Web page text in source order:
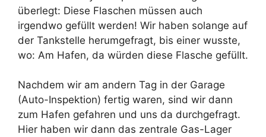
überlegt: Diese Flaschen müssen auch
irgendwo gefüllt werden! Wir haben solange auf
der Tankstelle herumgefragt, bis einer wusste,
wo: Am Hafen, da würden diese Flasche gefüllt.
Nachdem wir am andern Tag in der Garage
(Auto-Inspektion) fertig waren, sind wir dann
zum Hafen gefahren und uns da durchgefragt.
Hier haben wir dann das zentrale Gas-Lager